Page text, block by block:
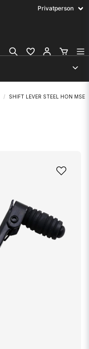
SHIFT LEVER STEEL HON MSE